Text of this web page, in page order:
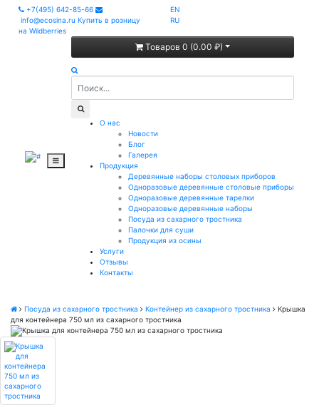
+7(495) 642-85-66
info@ecosina.ru Купить в розницу
на Wildberries
EN
RU
Товаров 0 (0.00 ₽)
О нас
Новости
Блог
Галерея
Продукция
Деревянные наборы столовых приборов
Одноразовые деревянные столовые приборы
Одноразовые деревянные тарелки
Одноразовые деревянные наборы
Посуда из сахарного тростника
Палочки для суши
Продукция из осины
Услуги
Отзывы
Контакты
Посуда из сахарного тростника Контейнер из сахарного тростника
Крышка
для контейнера 750 мл из сахарного тростника